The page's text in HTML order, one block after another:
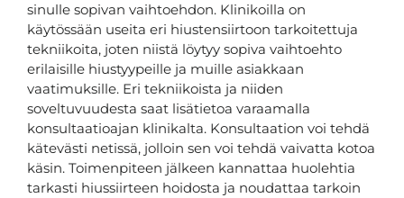
sinulle sopivan vaihtoehdon. Klinikoilla on
käytössään useita eri hiustensiirtoon tarkoitettuja
tekniikoita, joten niistä löytyy sopiva vaihtoehto
erilaisille hiustyypeille ja muille asiakkaan
vaatimuksille. Eri tekniikoista ja niiden
soveltuvuudesta saat lisätietoa varaamalla
konsultaatioajan klinikalta. Konsultaation voi tehdä
kätevästi netissä, jolloin sen voi tehdä vaivatta kotoa
käsin. Toimenpiteen jälkeen kannattaa huolehtia
tarkasti hiussiirteen hoidosta ja noudattaa tarkoin